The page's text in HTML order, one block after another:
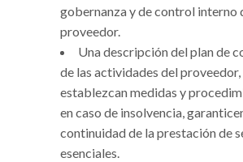
gobernanza y de control interno
proveedor.
Una descripción del plan de
de las actividades del proveedor,
establezcan medidas y
en caso de insolvencia,
continuidad de la prestación de
esenciales.